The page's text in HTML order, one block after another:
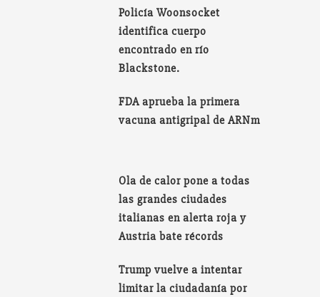
Policía Woonsocket
identifica cuerpo
encontrado en río
Blackstone.
FDA aprueba la primera
vacuna antigripal de ARNm
Ola de calor pone a todas
las grandes ciudades
italianas en alerta roja y
Austria bate récords
Trump vuelve a intentar
limitar la ciudadanía por